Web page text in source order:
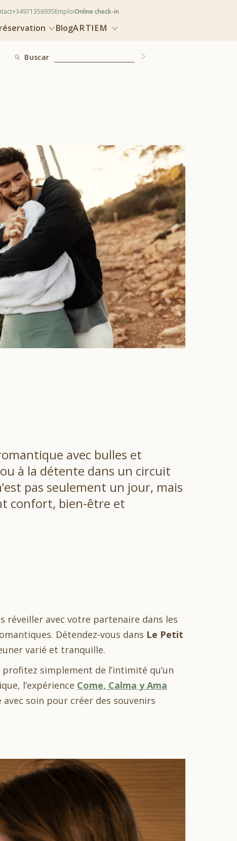
BlogARTIEM
Online check-in
Emploi
+34971356935
Buscar
avec bulles et
à la détente dans un circuit
pas seulement un jour, mais
confort, bien-être et
réveiller avec votre partenaire dans les
Détendez-vous dans Le Petit
varié et tranquille.
simplement de l’intimité qu’un
l’expérience Come, Calma y Ama
soin pour créer des souvenirs